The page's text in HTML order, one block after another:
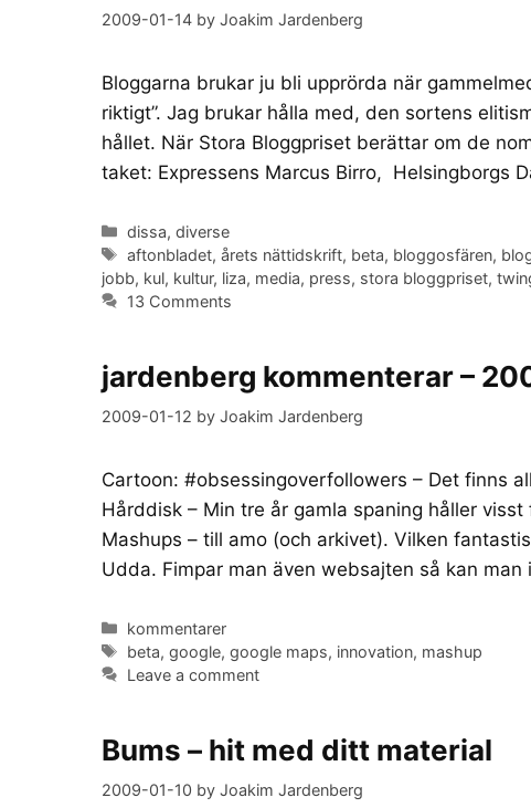
2009-01-14 by Joakim Jardenberg
Bloggarna brukar ju bli upprörda när
riktigt”. Jag brukar hålla med, den sortens
hållet. När Stora Bloggpriset berättar om de
taket: Expressens Marcus Birro, Helsingborgs
Categories
dissa,diverse
Tags
aftonbladet,årets nättidskrift, beta, bloggosfären,
jobb, kul, kultur, liza, media, press, stora bloggpriset,
13 Comments
jardenberg kommenterar –
2009-01-12 by Joakim Jardenberg
Cartoon: #obsessingoverfollowers – Det finns
Hårddisk – Min tre år gamla spaning håller
Mashups – till amo (och arkivet). Vilken
Udda. Fimpar man även websajten så kan
Categories
kommentarer
Tags
beta,google,google maps, innovation, mashup
Leave a comment
Bums – hit med ditt material
2009-01-10 by Joakim Jardenberg